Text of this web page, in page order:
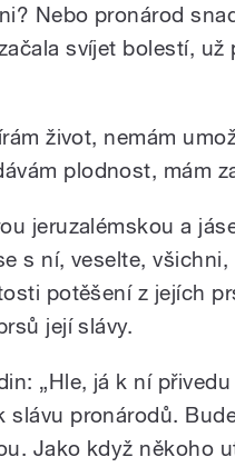
Nebo pronárod
svíjet bolestí,
život, nemám
plodnost, mám
jeruzalémskou a
s ní, veselte,
potěšení z jejích
její slávy.
„Hle, já k ní
slávu pronárodů.
Jako když někoho